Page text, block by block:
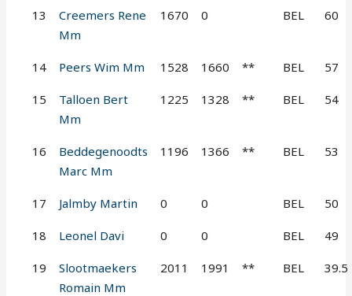
13
Creemers Rene
Mm
1670 0 BEL 60
14 Peers Wim Mm 1528 1660 ** BEL 57
15
Talloen Bert
Mm
1225 1328 ** BEL 54
16
Beddegenoodts
Marc Mm
1196 1366 ** BEL 53
17 Jalmby Martin 0 0 BEL 50
18 Leonel Davi 0 0 BEL 49
19
Slootmaekers
Romain Mm
2011 1991 ** BEL 39.5